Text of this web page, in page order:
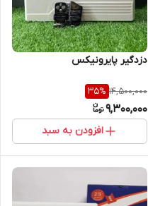
دزدگیر پایرونیکس
14,500,000
35%
9,300,000
افزودن به سبد